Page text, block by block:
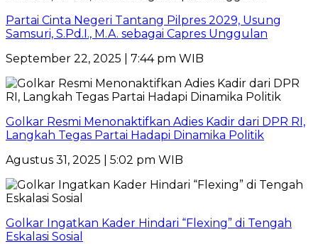
Partai Cinta Negeri Tantang Pilpres 2029, Usung
Samsuri, S.Pd.I., M.A. sebagai Capres Unggulan
September 22, 2025 | 7:44 pm WIB
Golkar Resmi Menonaktifkan Adies Kadir dari DPR RI,
Langkah Tegas Partai Hadapi Dinamika Politik
Agustus 31, 2025 | 5:02 pm WIB
Golkar Ingatkan Kader Hindari “Flexing” di Tengah
Eskalasi Sosial